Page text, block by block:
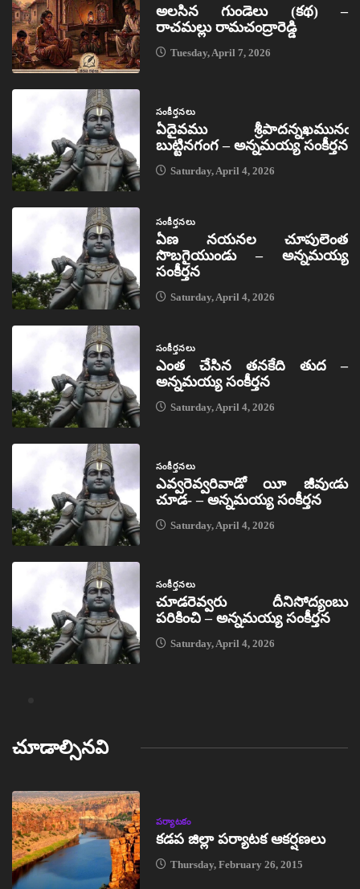
అలసిన గుండెలు (కథ) –
రాచమల్లు రామచంద్రారెడ్డి
Tuesday, April 7, 2026
సంకీర్తనలు
ఏదైవము శ్రీపాదన్నఖమునఁ
బుట్టినగంగ – అన్నమయ్య సంకీర్తన
Saturday, April 4, 2026
సంకీర్తనలు
ఏణ నయనల చూపులెంత
సొబగైయుండు – అన్నమయ్య
సంకీర్తన
Saturday, April 4, 2026
సంకీర్తనలు
ఎంత చేసిన తనకేది తుద –
అన్నమయ్య సంకీర్తన
Saturday, April 4, 2026
సంకీర్తనలు
ఎవ్వరెవ్వరివాడో యీ జీవుఁడు
చూడ- – అన్నమయ్య సంకీర్తన
Saturday, April 4, 2026
సంకీర్తనలు
చూడరెవ్వరు దీనిసోద్యంబు
పరికించి – అన్నమయ్య సంకీర్తన
Saturday, April 4, 2026
చూడాల్సినవి
పర్యాటకం
కడప జిల్లా పర్యాటక ఆకర్షణలు
Thursday, February 26, 2015